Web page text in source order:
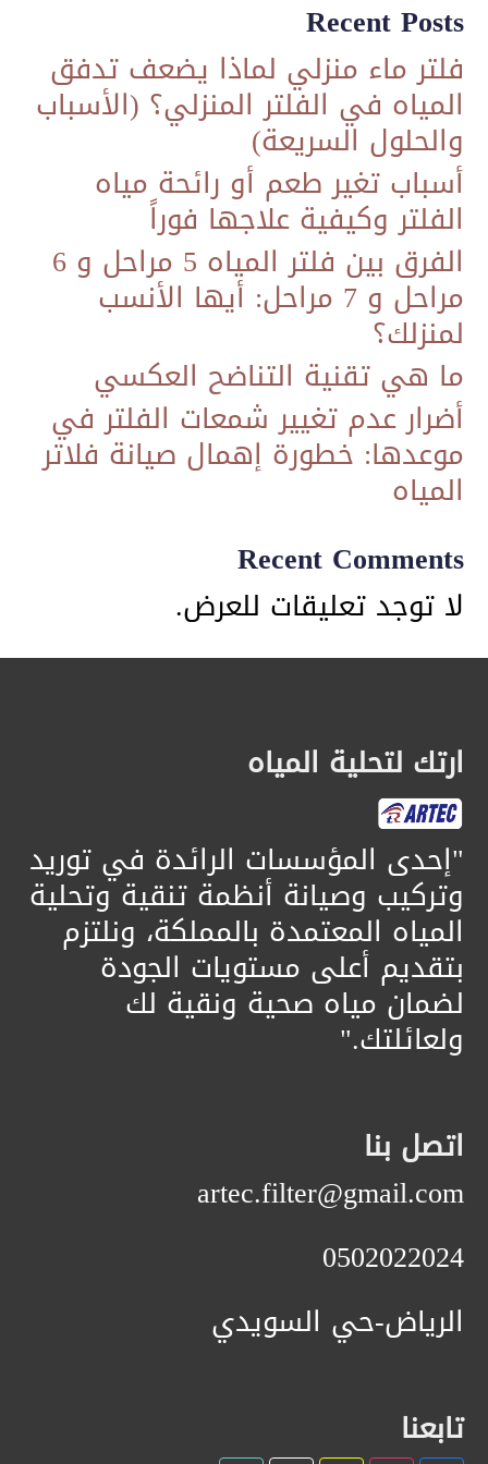
Recent Posts
فلتر ماء منزلي لماذا يضعف تدفق
المياه في الفلتر المنزلي؟ (الأسباب
والحلول السريعة)
أسباب تغير طعم أو رائحة مياه
الفلتر وكيفية علاجها فوراً
الفرق بين فلتر المياه 5 مراحل و 6
مراحل و 7 مراحل: أيها الأنسب
لمنزلك؟
ما هي تقنية التناضح العكسي
​أضرار عدم تغيير شمعات الفلتر في
موعدها: خطورة إهمال صيانة فلاتر
المياه
Recent Comments
لا توجد تعليقات للعرض.
ارتك لتحلية المياه
​"إحدى المؤسسات الرائدة في توريد
وتركيب وصيانة أنظمة تنقية وتحلية
المياه المعتمدة بالمملكة، ونلتزم
بتقديم أعلى مستويات الجودة
لضمان مياه صحية ونقية لك
ولعائلتك."
اتصل بنا
artec.filter@gmail.com
0502022024
الرياض-حي السويدي
تابعنا